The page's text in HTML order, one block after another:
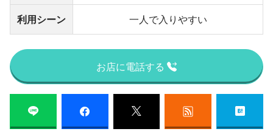
利用シーン 一人で入りやすい
お店に電話する